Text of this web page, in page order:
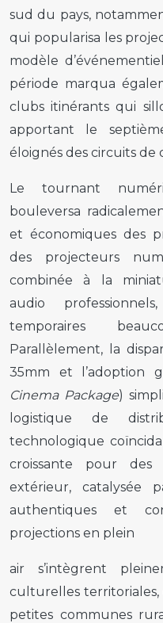
sud du pays,
qui popularisa les
modèle
période marqua
clubs itinérants qui
apportant le
éloignés des circuits de
Le tournant
bouleversa
et économiques des
des projecteurs
combinée à la
audio
temporaires
Parallèlement, la
35mm et l’adoption
Cinema Package)
logistique de
technologique
croissante pour des
extérieur, catalysée
authentiques et
projections en plein
air s’intègrent
culturelles territoriales,
petites communes